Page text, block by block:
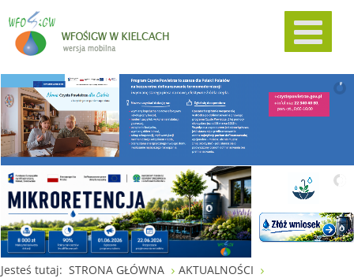
Jesteś tutaj: STRONA GŁÓWNA
AKTUALNOŚCI